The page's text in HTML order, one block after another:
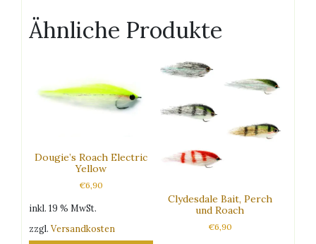
Ähnliche Produkte
Dougie’s Roach Electric
Yellow
€6,90
inkl. 19 % MwSt.
zzgl. Versandkosten
Clydesdale Bait, Perch
und Roach
€6,90